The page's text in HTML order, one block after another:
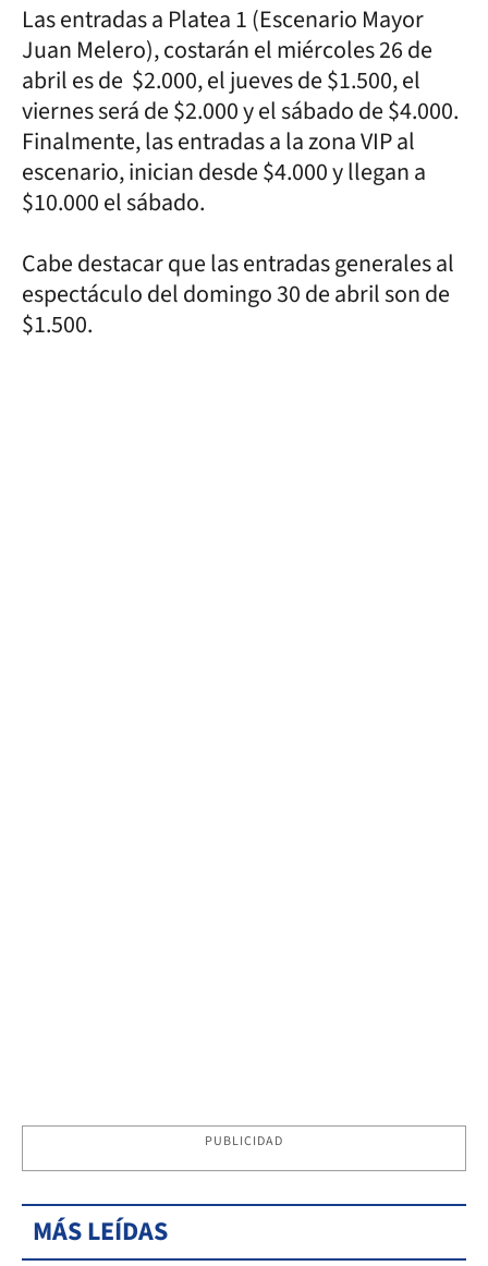
Las entradas a Platea 1 (Escenario Mayor
Juan Melero), costarán el miércoles 26 de
abril es de $2.000, el jueves de $1.500, el
viernes será de $2.000 y el sábado de $4.000.
Finalmente, las entradas a la zona VIP al
escenario, inician desde $4.000 y llegan a
$10.000 el sábado.
Cabe destacar que las entradas generales al
espectáculo del domingo 30 de abril son de
$1.500.
PUBLICIDAD
MÁS LEÍDAS